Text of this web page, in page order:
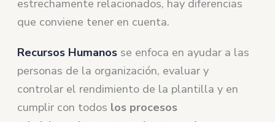
estrechamente relacionados, hay diferencias
que conviene tener en cuenta.
Recursos Humanos se enfoca en ayudar a las
personas de la organización, evaluar y
controlar el rendimiento de la plantilla y en
cumplir con todos los procesos